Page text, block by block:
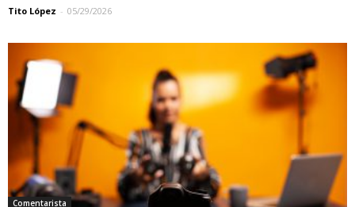
Tito López - 05/29/2026
Comentarista